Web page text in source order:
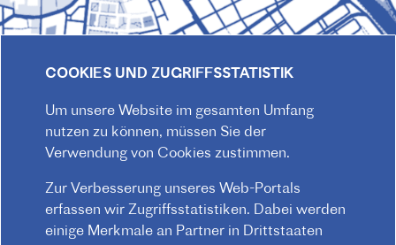
© 2026 Institut français d'Autriche-Vienne
COOKIES UND ZUGRIFFSSTATISTIK
Um unsere Website im gesamten Umfang
nutzen zu können, müssen Sie der
Verwendung von Cookies zustimmen.
Zur Verbesserung unseres Web-Portals
erfassen wir Zugriffsstatistiken. Dabei werden
einige Merkmale an Partner in Drittstaaten